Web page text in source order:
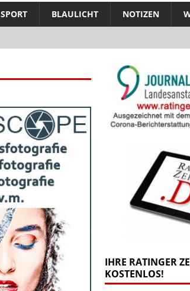
SPORT BLAULICHT NOTIZEN
IHRE RATINGER
KOSTENLOS!